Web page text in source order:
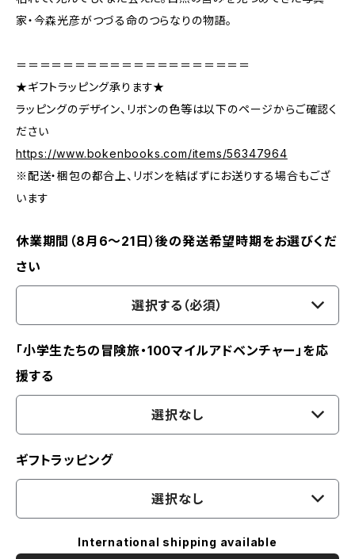
家・今森光彦がつづる命のつらなりの物語。
＝＝＝＝＝＝＝＝＝＝＝＝＝＝＝＝＝＝＝＝
★ギフトラッピング承ります★
ラッピングのデザイン、リボンの色等は以下のページからご確認く
ださい
https://www.bokenbooks.com/items/56347964
※配送・梱包の都合上、リボンを結ばずにお送りする場合もござ
います
休業期間（8月6〜21日）後の発送希望時期をお選びくだ
さい
選択する（必須）
「小学生たちの冒険旅・100マイルアドベンチャー」を応
援する
選択なし
ギフトラッピング
選択なし
International shipping available